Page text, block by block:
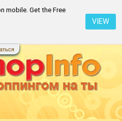
mobile. Get the Free
VIEW